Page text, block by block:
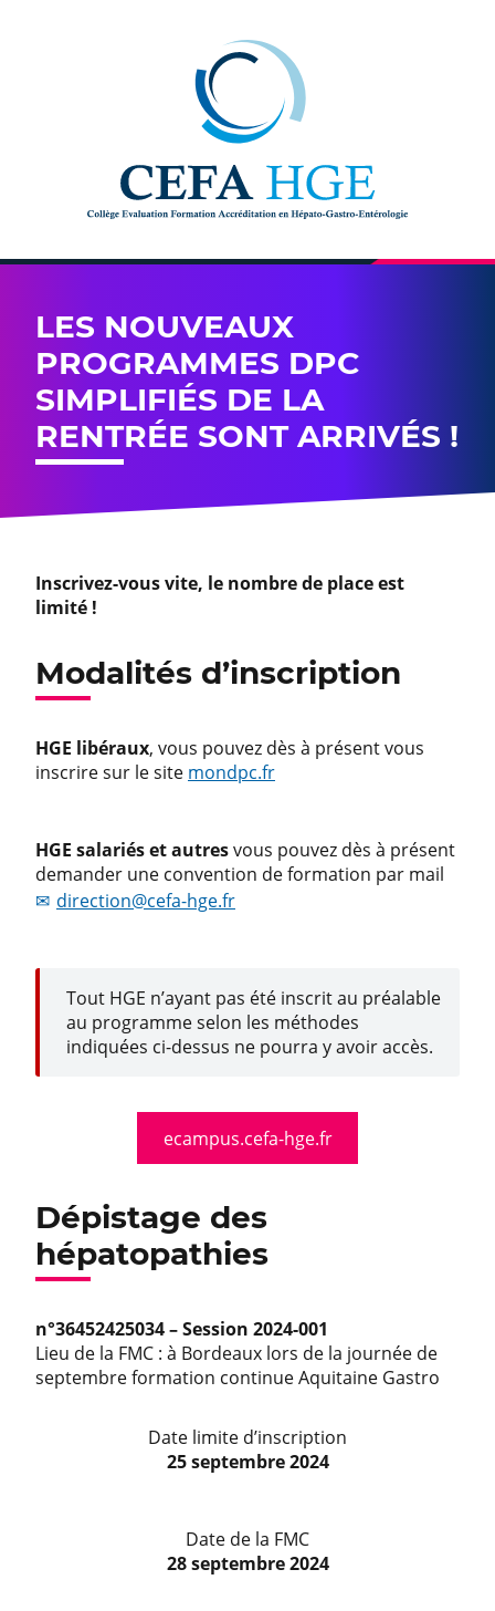
LES NOUVEAUX
PROGRAMMES DPC
SIMPLIFIÉS DE LA
RENTRÉE SONT ARRIVÉS !
Inscrivez-vous vite, le nombre de place est
limité !
Modalités d’inscription
HGE libéraux, vous pouvez dès à présent vous
inscrire sur le site mondpc.fr
HGE salariés et autresvous pouvez dès à présent
demander une convention de formation par mail
direction@cefa-hge.fr
Tout HGE n’ayant pas été inscrit au préalable
au programme selon les méthodes
indiquées ci-dessus ne pourra y avoir accès.
ecampus.cefa-hge.fr
Dépistage des
hépatopathies
n°36452425034 – Session 2024-001
Lieu de la FMC : à Bordeaux lors de la journée de
septembre formation continue Aquitaine Gastro
Date limite d’inscription
25 septembre 2024
Date de la FMC
28 septembre 2024